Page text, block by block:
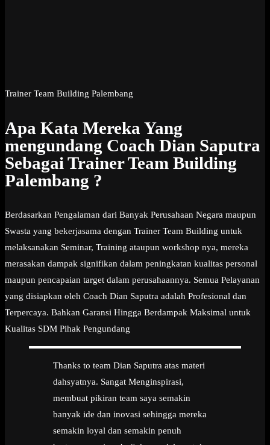
Trainer Team Building Palembang
Apa Kata Mereka Yang
mengundang Coach Dian Saputra
Sebagai Trainer Team Building
Palembang ?
Berdasarkan Pengalaman dari Banyak Perusahaan Negara maupun
Swasta yang bekerjasama dengan Trainer Team Building untuk
melaksanakan Seminar, Training ataupun workshop nya, mereka
merasakan dampak signifikan dalam peningkatan kualitas personal
maupun pencapaian target dalam perusahaannya. Semua Pelayanan
yang disiapkan oleh Coach Dian Saputra adalah Profesional dan
Terpercaya. Bahkan Garansi Hingga Berdampak Maksimal untuk
Kualitas SDM Pihak Pengundang
Thanks to team Dian Saputra atas materi
dahsyatnya. Sangat Menginspirasi,
membuat pikiran team saya semakin
banyak ide dan inovasi sehingga mereka
semakin loyal dan semakin penuh